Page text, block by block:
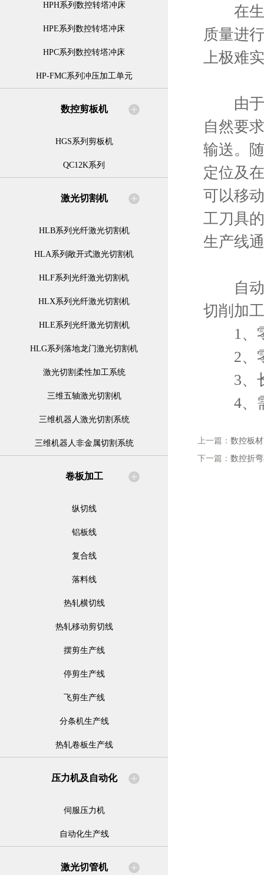
HPH系列数控转塔冲床
HPE系列数控转塔冲床
HPC系列数控转塔冲床
HP-FMC系列冲压加工单元
数控剪板机
HGS系列剪板机
QC12K系列
激光切割机
HLB系列光纤激光切割机
HLA系列敞开式激光切割机
HLF系列光纤激光切割机
HLX系列光纤激光切割机
HLE系列光纤激光切割机
HLG系列落地龙门激光切割机
激光切割柔性加工系统
三维五轴激光切割机
三维机器人激光切割系统
三维机器人非金属切割系统
卷板加工
纵切线
铝板线
复合线
落料线
热轧横切线
热轧移动剪切线
摆剪生产线
停剪生产线
飞剪生产线
分条机生产线
热轧卷板生产线
压力机及自动化
伺服压力机
自动化生产线
激光切管机
在生
质量进
上极难
由于
自然要
输送。
定位及
可以移
工刀具
生产线
自动
切削加
1、零
2、零
3、长
4、需
上一篇： 数控板
下一篇： 数控折